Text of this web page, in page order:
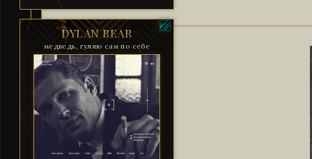
DYLAN BEAR
медведь, гуляю сам по себе